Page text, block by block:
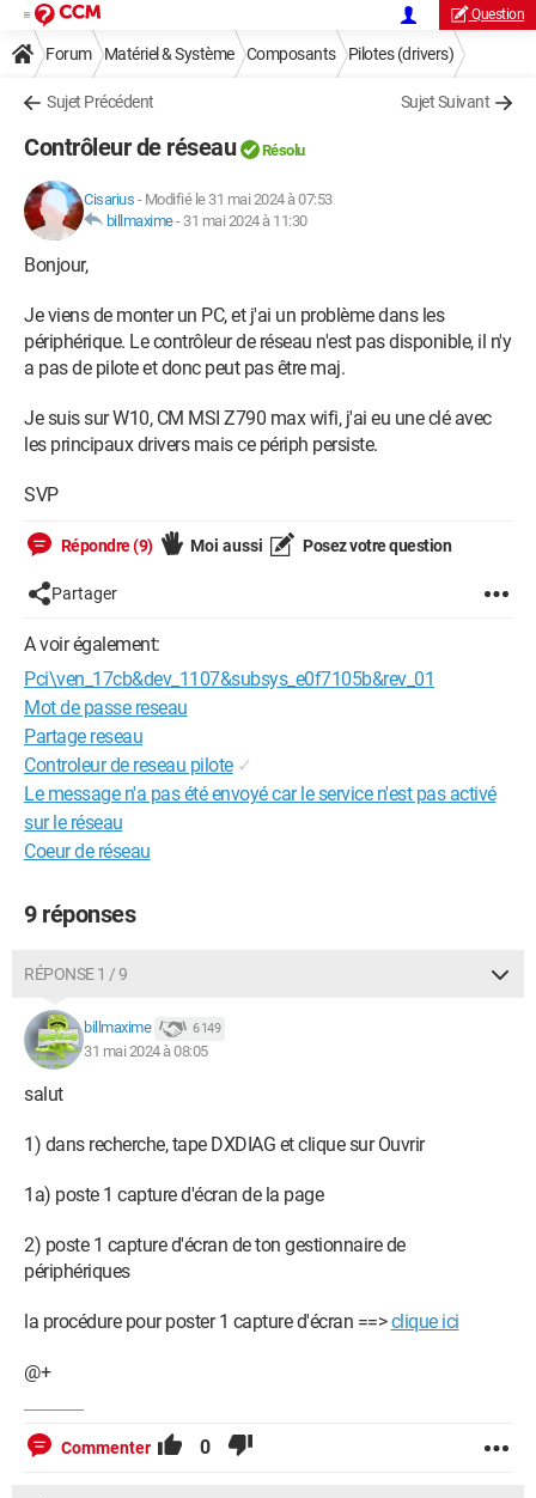
Question
Forum Matériel & Système Composants Pilotes (drivers)
Sujet Précédent Sujet Suivant
Contrôleur de réseau Résolu
Cisarius - Modifié le 31 mai 2024 à 07:53
billmaxime- 31 mai 2024 à 11:30
Bonjour,
Je viens de monter un PC, et j'ai un problème dans les
périphérique. Le contrôleur de réseau n'est pas disponible, il n'y
a pas de pilote et donc peut pas être maj.
Je suis sur W10, CM MSI Z790 max wifi, j'ai eu une clé avec
les principaux drivers mais ce périph persiste.
SVP
Répondre (9) Moi aussi Posez votre question
Partager
A voir également:
Pci\ven_17cb&dev_1107&subsys_e0f7105b&rev_01
Mot de passe reseau
Partage reseau
Controleur de reseau pilote ✓
Le message n'a pas été envoyé car le service n'est pas activé
sur le réseau
Coeur de réseau
9 réponses
RÉPONSE 1 / 9
billmaxime 6 149
31 mai 2024 à 08:05
salut
1) dans recherche, tape DXDIAG et clique sur Ouvrir
1a) poste 1 capture d'écran de la page
2) poste 1 capture d'écran de ton gestionnaire de
périphériques
la procédure pour poster 1 capture d'écran ==>clique ici
@+
Commenter 0